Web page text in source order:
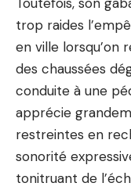
trop raides
en ville lorsqu’on
des chaussées
conduite à une
apprécie
restreintes en
sonorité
tonitruant de